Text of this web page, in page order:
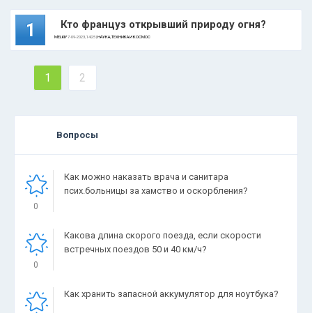
1 Кто француз открывший природу огня?
MELKIY7-09-2023, 14:25 |НАУКА, ТЕХНИКА И КОСМОС
1 2
Вопросы
0
Как можно наказать врача и санитара
псих.больницы за хамство и оскорбления?
0
Какова длина скорого поезда, если скорости
встречных поездов 50 и 40 км/ч?
Как хранить запасной аккумулятор для ноутбука?